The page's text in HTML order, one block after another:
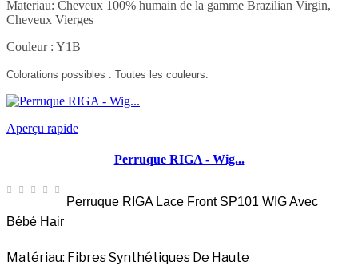
Materiau: Cheveux 100% humain de la gamme Brazilian Virgin,
Cheveux Vierges
Couleur : Y1B
Colorations possibles : Toutes les couleurs.
Aperçu rapide
Perruque RIGA - Wig...
Perruque RIGA Lace Front SP101 WIG Avec
Bébé Hair
Matériau: Fibres Synthétiques De Haute